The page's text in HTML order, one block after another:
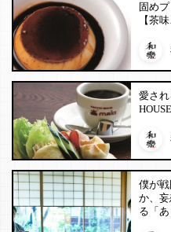
固め
【茶
愛さ
僕が
か、
る「